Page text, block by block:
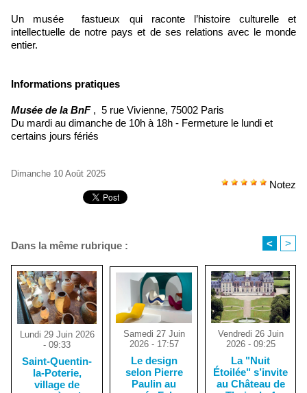
Un musée fastueux qui raconte l’histoire culturelle et
intellectuelle de notre pays et de ses relations avec le monde
entier.
Informations pratiques
Musée de la BnF, 5 rue Vivienne, 75002 Paris
Du mardi au dimanche de 10h à 18h - Fermeture le lundi et
certains jours fériés
Dimanche 10 Août 2025
Notez
Dans la même rubrique : < >
Lundi 29 Juin 2026
- 09:33
Saint-Quentin-
la-Poterie,
village de
Samedi 27 Juin
2026 - 17:57
Le design
selon Pierre
Paulin au
Vendredi 26 Juin
2026 - 09:25
La "Nuit
Étoilée" s’invite
au Château de